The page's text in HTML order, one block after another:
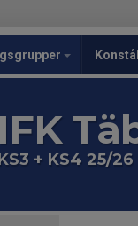
IFK
+ KS4 25/26